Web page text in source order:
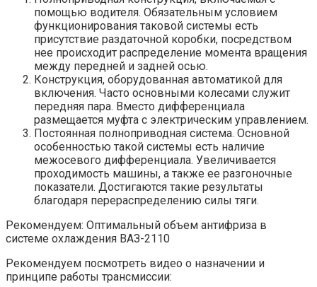
помощью водителя. Обязательным условием
функционирования таковой системы есть
присутствие раздаточной коробки, посредством
нее происходит распределение момента вращения
между передней и задней осью.
Конструкция, оборудованная автоматикой для
включения. Часто основными колесами служит
передняя пара. Вместо дифференциала
размещается муфта с электрическим управлением.
Постоянная полноприводная система. Основной
особенностью такой системы есть наличие
межосевого дифференциала. Увеличивается
проходимость машины, а также ее разгоночные
показатели. Достигаются такие результаты
благодаря перераспределению силы тяги.
Рекомендуем: Оптимальный объем антифриза в
системе охлаждения ВАЗ-2110
Рекомендуем посмотреть видео о назначении и
принципе работы трансмиссии: